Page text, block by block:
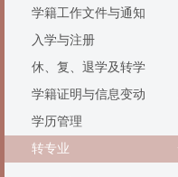
学籍工作文件与通知
入学与注册
休、复、退学及转学
学籍证明与信息变动
学历管理
转专业